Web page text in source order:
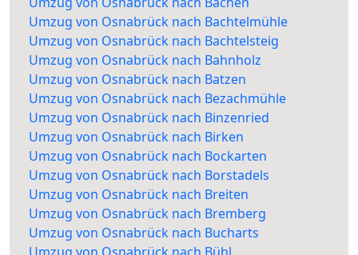
Umzug von Osnabrück nach Bachtelmühle
Umzug von Osnabrück nach Bachtelsteig
Umzug von Osnabrück nach Bahnholz
Umzug von Osnabrück nach Batzen
Umzug von Osnabrück nach Bezachmühle
Umzug von Osnabrück nach Binzenried
Umzug von Osnabrück nach Birken
Umzug von Osnabrück nach Bockarten
Umzug von Osnabrück nach Borstadels
Umzug von Osnabrück nach Breiten
Umzug von Osnabrück nach Bremberg
Umzug von Osnabrück nach Bucharts